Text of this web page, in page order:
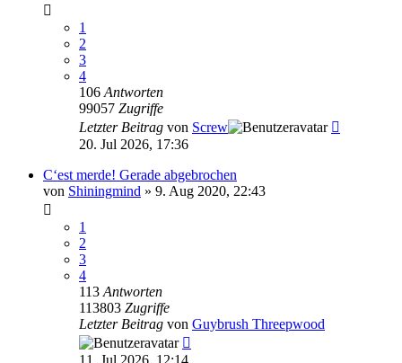
1
2
3
4
106 Antworten
99057 Zugriffe
Letzter Beitrag von Screw
20. Jul 2026, 17:36
C‘est merde! Gerade abgebrochen
von Shiningmind » 9. Aug 2020, 22:43
1
2
3
4
113 Antworten
113803 Zugriffe
Letzter Beitrag von Guybrush Threepwood
11. Jul 2026, 12:14